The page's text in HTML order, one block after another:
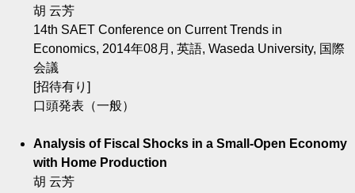
胡 云芳
14th SAET Conference on Current Trends in
Economics, 2014年08月, 英語, Waseda University, 国際
会議
[招待有り]
口頭発表（一般）
Analysis of Fiscal Shocks in a Small-Open Economy
with Home Production
胡 云芳